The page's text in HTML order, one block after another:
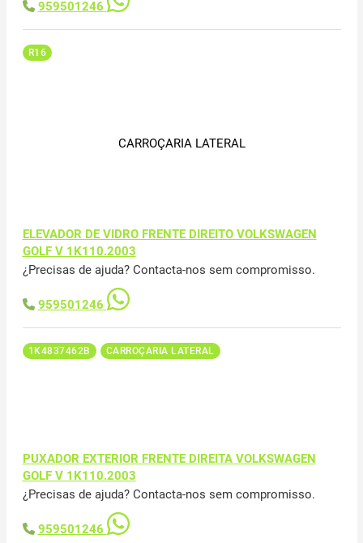
959501246
R16
CARROÇARIA LATERAL
ELEVADOR DE VIDRO FRENTE DIREITO VOLKSWAGEN
GOLF V 1K110.2003
¿Precisas de ajuda? Contacta-nos sem compromisso.
959501246
1K4837462B CARROÇARIA LATERAL
PUXADOR EXTERIOR FRENTE DIREITA VOLKSWAGEN
GOLF V 1K110.2003
¿Precisas de ajuda? Contacta-nos sem compromisso.
959501246